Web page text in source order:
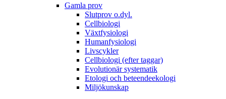
Gamla prov
Slutprov o.dyl.
Cellbiologi
Växtfysiologi
Humanfysiologi
Livscykler
Cellbiologi (efter taggar)
Evolutionär systematik
Etologi och beteendeekologi
Miljökunskap